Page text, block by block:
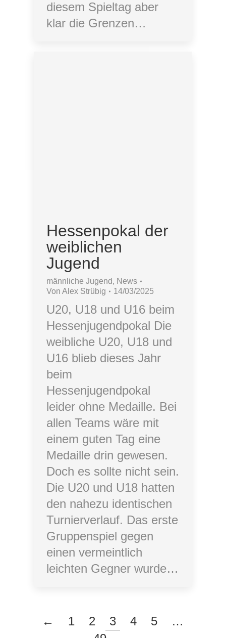
diesem Spieltag aber
klar die Grenzen…
Hessenpokal der
weiblichen
Jugend
männliche Jugend, News
Von Alex Strübig 14/03/2025
U20, U18 und U16 beim
Hessenjugendpokal Die
weibliche U20, U18 und
U16 blieb dieses Jahr
beim
Hessenjugendpokal
leider ohne Medaille. Bei
allen Teams wäre mit
einem guten Tag eine
Medaille drin gewesen.
Doch es sollte nicht sein.
Die U20 und U18 hatten
den nahezu identischen
Turnierverlauf. Das erste
Gruppenspiel gegen
einen vermeintlich
leichten Gegner wurde…
← 1 2 3 4 5
…